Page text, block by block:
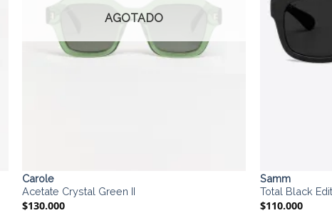
AGOTADO
Carole
Acetate Crystal Green II
$130.000
Samm
Total Black
$110.000